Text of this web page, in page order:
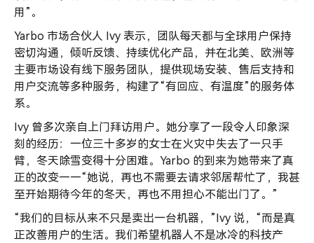
用”。
Yarbo 市场合伙人 Ivy 表示，团队每天都与全球用户保持
密切沟通，倾听反馈、持续优化产品，并在北美、欧洲等
主要市场设有线下服务团队，提供现场安装、售后支持和
用户交流等多种服务，构建了“有回应、有温度”的服务体
系。
Ivy 曾多次亲自上门拜访用户。她分享了一段令人印象深
刻的经历：一位三十多岁的女士在火灾中失去了一只手
臂，冬天除雪变得十分困难。Yarbo 的到来为她带来了真
正的改变——“她说，再也不需要去请求邻居帮忙了，我甚
至开始期待今年的冬天，再也不用担心不能出门了。”
“我们的目标从来不只是卖出一台机器，”Ivy 说，“而是真
正改善用户的生活。我们希望机器人不是冰冷的科技产